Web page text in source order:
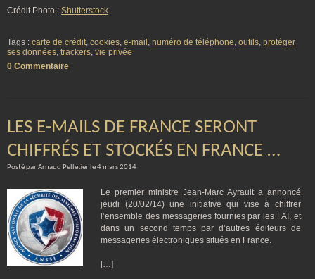
Crédit Photo : Shutterstock
Tags : carte de crédit, cookies, e-mail , numéro de téléphone, outils, protéger
ses données, trackers, vie privée
0 Commentaire
LES E-MAILS DE FRANCE SERONT
CHIFFRÉS ET STOCKÉS EN FRANCE …
Posté par Arnaud Pelletier le 4 mars 2014
Le premier ministre Jean-Marc Ayrault a annoncé
jeudi (20/02/14) une initiative qui vise à chiffrer
l’ensemble des messageries fournies par les FAI, et
dans un second temps par d’autres éditeurs de
messageries électroniques situés en France.
[…]